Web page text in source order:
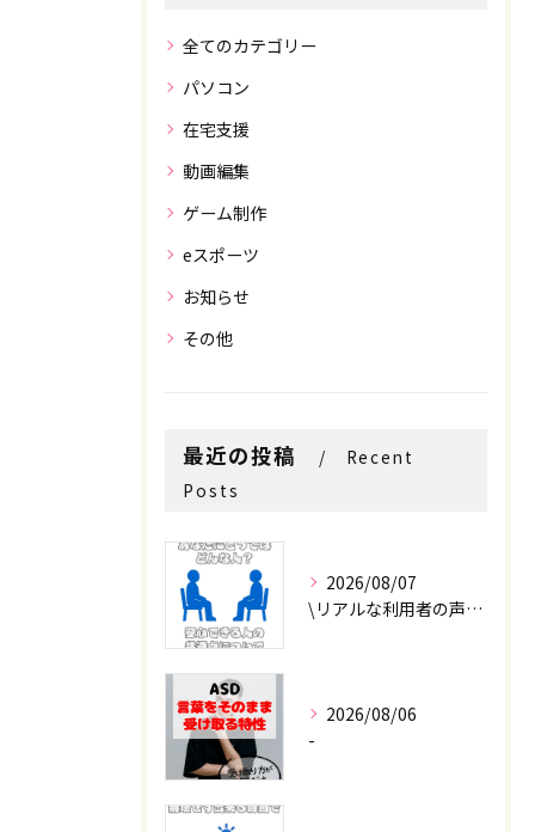
全てのカテゴリー
パソコン
在宅支援
動画編集
ゲーム制作
eスポーツ
お知らせ
その他
最近の投稿
Recent
Posts
2026/08/07
\リアルな利用者の声📣/
2026/08/06
-